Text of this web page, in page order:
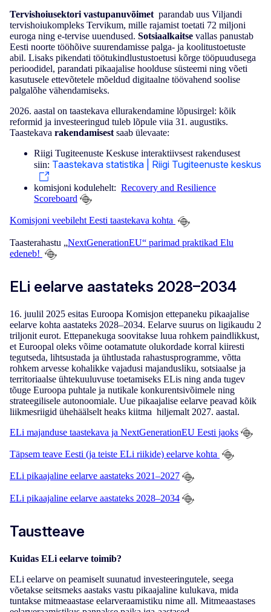
Tervishoiusektori vastupanuvõimet parandab uus Viljandi
tervishoiukompleks Tervikum, mille rajamist toetati 72 miljoni
euroga ning e-tervise uuendused. Sotsiaalkaitse vallas panustab
Eesti noorte tööhõive suurendamisse palga- ja koolitustoetuste
abil. Lisaks pikendati töötukindlustustoetusi kõrge tööpuudusega
perioodidel, parandati pikaajalise hoolduse süsteemi ning võeti
kasutusele ettevõtetele mõeldud digitaalne töövahend soolise
palgalõhe vähendamiseks.
2026. aastal on taastekava ellurakendamine lõpusirgel: kõik
reformid ja investeeringud tuleb lõpule viia 31. augustiks.
Taastekava rakendamisest saab ülevaate:
Riigi Tugiteenuste Keskuse interaktiivsest rakendusest
siin: Taastekava statistika | Riigi Tugiteenuste keskus
komisjoni kodulehelt: Recovery and Resilience
Scoreboard
Komisjoni veebileht Eesti taastekava kohta
Taasterahastu „NextGenerationEU“ parimad praktikad Elu
edeneb!
ELi eelarve aastateks 2028–2034
16. juulil 2025 esitas Euroopa Komisjon ettepaneku pikaajalise
eelarve kohta aastateks 2028–2034. Eelarve suurus on ligikaudu 2
triljonit eurot. Ettepanekuga soovitakse luua rohkem paindlikkust,
et Euroopal oleks võime ootamatute olukordade korral kiiresti
tegutseda, lihtsustada ja ühtlustada rahastusprogramme, võtta
rohkem arvesse kohalikke vajadusi majandusliku, sotsiaalse ja
territoriaalse ühtekuuluvuse toetamiseks ELis ning anda tugev
tõuge Euroopa puhtale ja nutikale konkurentsivõimele ning
strateegilisele autonoomiale. Uue pikaajalise eelarve peavad kõik
liikmesriigid ühehäälselt heaks kiitma hiljemalt 2027. aastal.
ELi majanduse taastekava ja NextGenerationEU Eesti jaoks
Täpsem teave Eesti (ja teiste ELi riikide) eelarve kohta
ELi pikaajaline eelarve aastateks 2021–2027
ELi pikaajaline eelarve aastateks 2028–2034
Taustteave
Kuidas ELi eelarve toimib?
ELi eelarve on peamiselt suunatud investeeringutele, seega
võetakse seitsmeks aastaks vastu pikaajaline kulukava, mida
tuntakse mitmeaastase eelarveraamistiku nime all. Mitmeaastases